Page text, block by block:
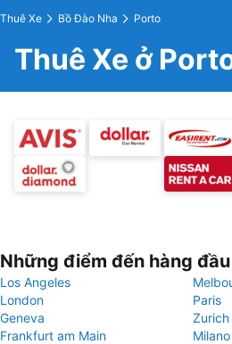
Thuê Xe Bồ Đào Nha Porto
Thuê Xe ở
Những điểm đến hàng
Los Angeles
London
Paris
Geneva
Zurich
Frankfurt am Main
Milano